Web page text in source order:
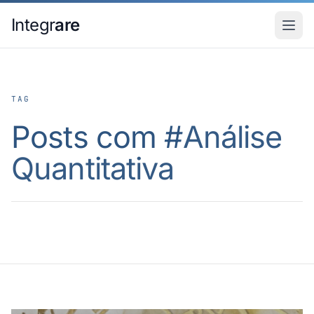
Integrare
TAG
Posts com #Análise
Quantitativa